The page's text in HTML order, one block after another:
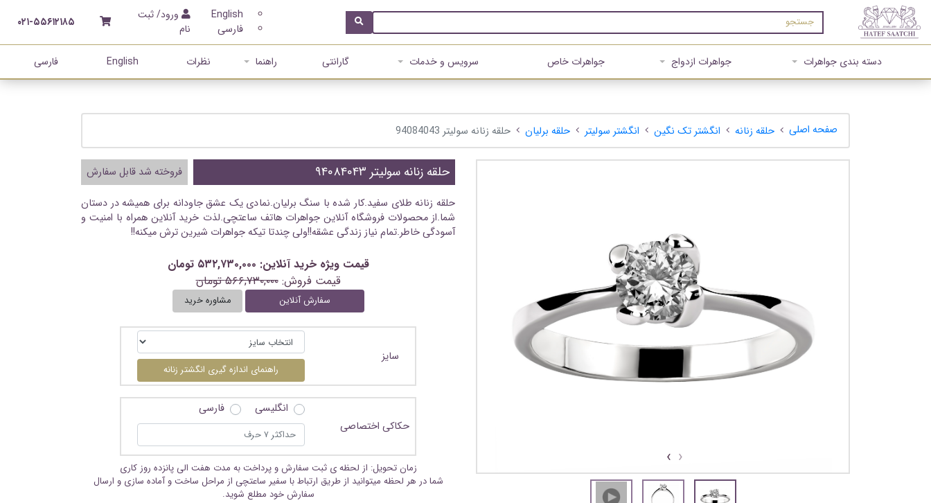
۰۲۱-۵۵۶۱۲۱۸۵
ورود/ ثبت
نام
English
فارسی
دسته بندی جواهرات جواهرات ازدواج جواهرات خاص سرویس و خدمات گارانتی راهنما نظرات English فارسی
صفحه اصلی حلقه زنانه انگشتر تک نگین انگشتر سولیتر حلقه برلیان حلقه زنانه سولیتر 94084043
‹
›
حلقه زنانه سولیتر ۹۴۰۸۴۰۴۳
فروخته شد قابل سفارش
حلقه زنانه طلای سفید.کار شده با سنگ برلیان.نمادی یک عشق جاودانه برای همیشه در دستان
شما.از محصولات فروشگاه آنلاین جواهرات هاتف ساعتچی.لذت خرید آنلاین همراه با امنیت و
آسودگی خاطر.تمام نیاز زندگی عشقه!!ولی چندتا تیکه جواهرات شیرین ترش میکنه!!
قیمت ویژه خرید آنلاین: ۵۳۲,۷۳۰,۰۰۰ تومان
قیمت فروش:۵۶۶,۷۳۰,۰۰۰ تومان
سفارش آنلاین مشاوره خرید
سایز
راهنمای اندازه گیری انگشتر زنانه
حکاکی اختصاصی
انگلیسی فارسی
زمان تحویل: از لحظه ی ثبت سفارش و پرداخت به مدت هفت الی پانزده روز کاری
شما در هر لحظه میتوانید از طریق ارتباط با سفیر ساعتچی از مراحل ساخت و آماده سازی و ارسال
سفارش خود مطلع شوید.